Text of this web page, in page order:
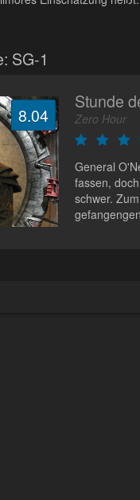
SG-1
8.04
Stunde
Zero Hour
General
fassen,
schwer.